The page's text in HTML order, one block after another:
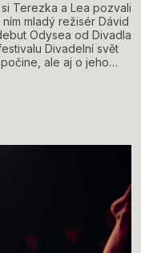
Terezka a Lea pozvali
mladý režisér Dávid
Odysea od Divadla
Divadelní svět
ale aj o jeho…